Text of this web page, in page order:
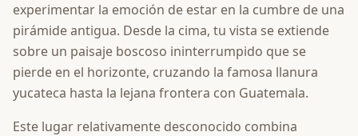
experimentar la emoción de estar en la cumbre de una
pirámide antigua. Desde la cima, tu vista se extiende
sobre un paisaje boscoso ininterrumpido que se
pierde en el horizonte, cruzando la famosa llanura
yucateca hasta la lejana frontera con Guatemala.
Este lugar relativamente desconocido combina